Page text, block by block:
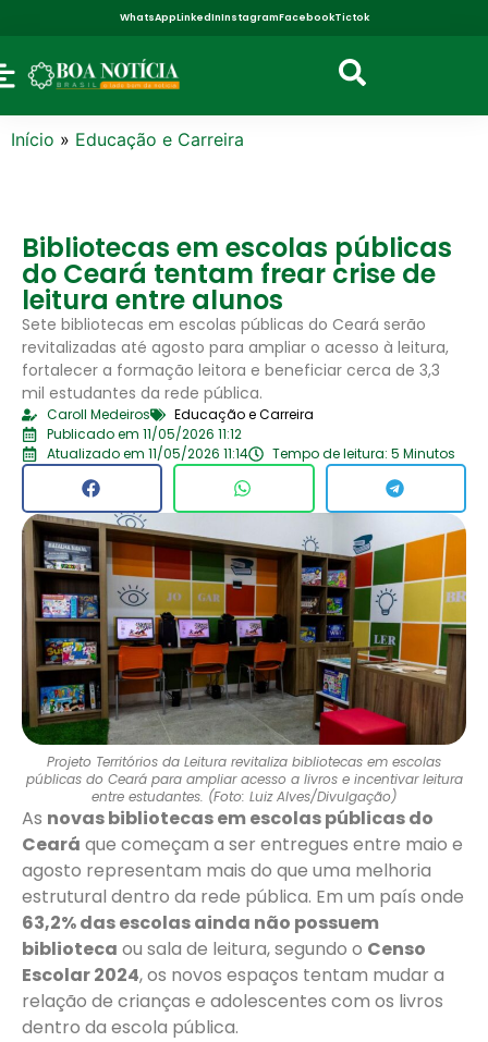
WhatsAppLinkedInInstagramFacebookTictok
Início » Educação e Carreira
Bibliotecas em escolas públicas
do Ceará tentam frear crise de
leitura entre alunos
Sete bibliotecas em escolas públicas do Ceará serão
revitalizadas até agosto para ampliar o acesso à leitura,
fortalecer a formação leitora e beneficiar cerca de 3,3
mil estudantes da rede pública.
Caroll Medeiros
Educação e Carreira
Publicado em 11/05/2026 11:12
Atualizado em 11/05/2026 11:14
Tempo de leitura: 5 Minutos
Projeto Territórios da Leitura revitaliza bibliotecas em escolas
públicas do Ceará para ampliar acesso a livros e incentivar leitura
entre estudantes. (Foto: Luiz Alves/Divulgação)
As novas bibliotecas em escolas públicas do
Ceará que começam a ser entregues entre maio e
agosto representam mais do que uma melhoria
estrutural dentro da rede pública. Em um país onde
63,2% das escolas ainda não possuem
biblioteca ou sala de leitura, segundo o Censo
Escolar 2024, os novos espaços tentam mudar a
relação de crianças e adolescentes com os livros
dentro da escola pública.